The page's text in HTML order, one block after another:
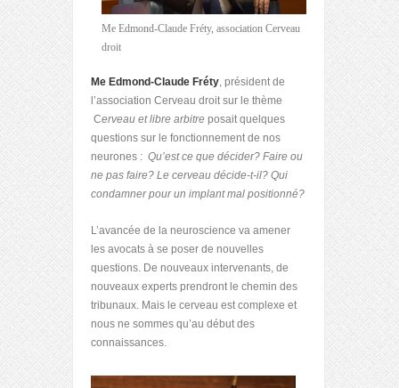
Me Edmond-Claude Fréty, association Cerveau
droit
Me Edmond-Claude Fréty , président de
l’association Cerveau droit sur le thème
Cerveau et libre arbitre posait quelques
questions sur le fonctionnement de nos
neurones : Qu’est ce que décider? Faire ou
ne pas faire? Le cerveau décide-t-il? Qui
condamner pour un implant mal positionné?
L’avancée de la neuroscience va amener
les avocats à se poser de nouvelles
questions. De nouveaux intervenants, de
nouveaux experts prendront le chemin des
tribunaux. Mais le cerveau est complexe et
nous ne sommes qu’au début des
connaissances.